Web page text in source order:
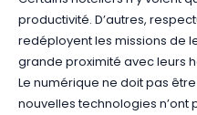
productivité. D’autres,
redéployent les missions de
grande proximité avec leurs
Le numérique ne doit pas être
nouvelles technologies n’ont